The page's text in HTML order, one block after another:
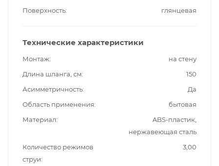
Поверхность
глянцевая
Технические характеристики
Монтаж
на стену
Длина шланга, см
150
Асимметричность
Да
Область применения
бытовая
Материал
ABS-пластик,
нержавеющая сталь
Количество режимов
струи
3,00